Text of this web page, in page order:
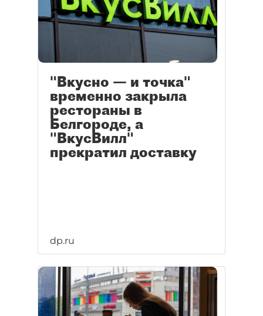
"Вкусно — и точка"
временно закрыла
рестораны в
Белгороде, а
"ВкусВилл"
прекратил доставку
dp.ru